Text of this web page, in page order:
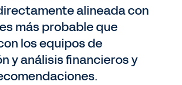
alineada con
más probable que
los equipos de
y análisis financieros y